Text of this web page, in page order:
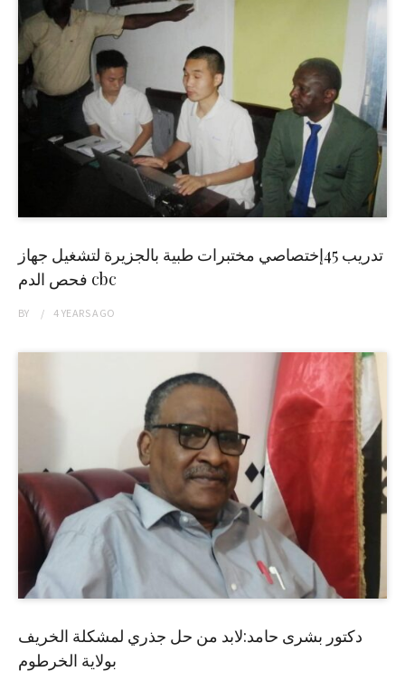
تدريب 45إختصاصي مختبرات طبية بالجزيرة لتشغيل جهاز
فحص الدم cbc
BY 4 YEARSAGO
دكتور بشرى حامد:لابد من حل جذري لمشكلة الخريف
بولاية الخرطوم